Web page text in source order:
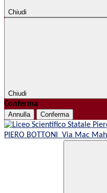
Chiudi
Chiudi
Conferma
Annulla Conferma
PIERO BOTTONI Via Mac